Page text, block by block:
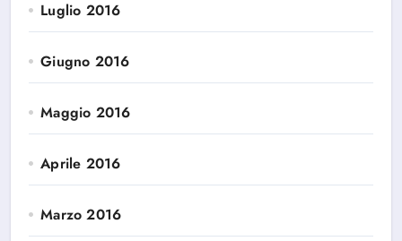
Luglio 2016
Giugno 2016
Maggio 2016
Aprile 2016
Marzo 2016